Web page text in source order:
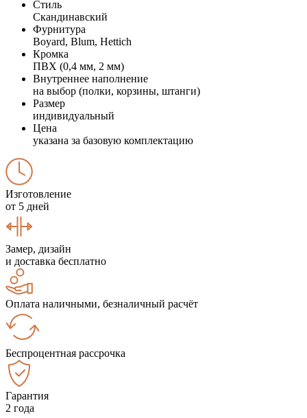
Стиль
Скандинавский
Фурнитура
Boyard, Blum, Hettich
Кромка
ПВХ (0,4 мм, 2 мм)
Внутреннее наполнение
на выбор (полки, корзины, штанги)
Размер
индивидуальный
Цена
указана за базовую комплектацию
Изготовление
от 5 дней
Замер, дизайн
и доставка бесплатно
Оплата наличными, безналичный расчёт
Беспроцентная рассрочка
Гарантия
2 года